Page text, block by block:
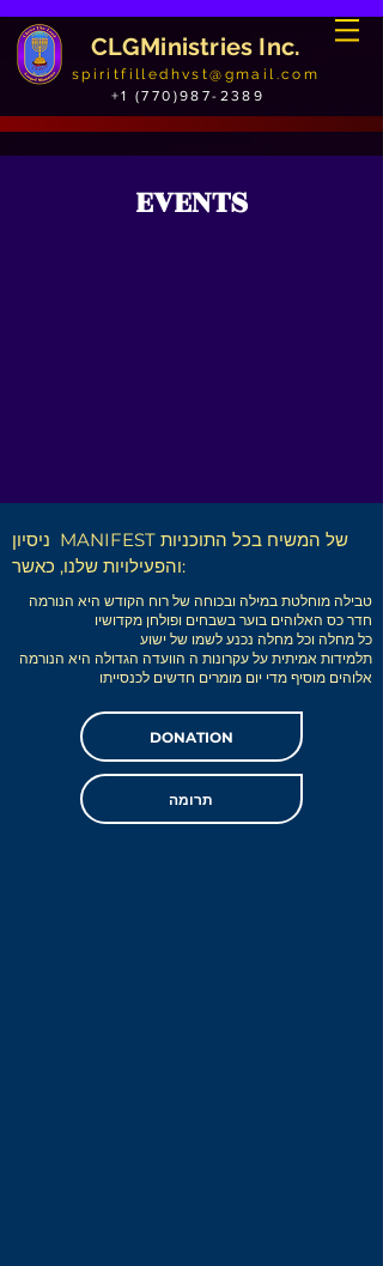
CLGMinistries Inc.
spiritfilledhvst@gmail.com
+1 (770)987-2389
EVENTS
ניסיון MANIFEST של המשיח בכל התוכניות
והפעילויות שלנו, כאשר:
טבילה מוחלטת במילה ובכוחה של רוח הקודש היא הנורמה
חדר כס האלוהים בוער בשבחים ופולחן מקדושיו
כל מחלה וכל מחלה נכנע לשמו של ישוע
תלמידות אמיתית על עקרונות ה הוועדה הגדולה היא הנורמה
אלוהים מוסיף מדי יום מומרים חדשים לכנסייתו
DONATION
תרומה